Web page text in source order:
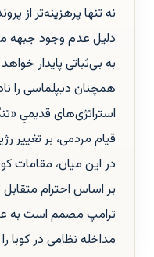
نه تنها پرهزینه‌تر از
دلیل عدم وجود جبهه
به بی‌ثباتی پایدار
همچنان دیپلماسی را
استراتژی‌های قدیمیِ
قیام مردمی، بر تغییر
در این میان، مقامات
بر اساس احترام متقابل
ترامپ مصمم است به
مداخله نظامی در کوبا